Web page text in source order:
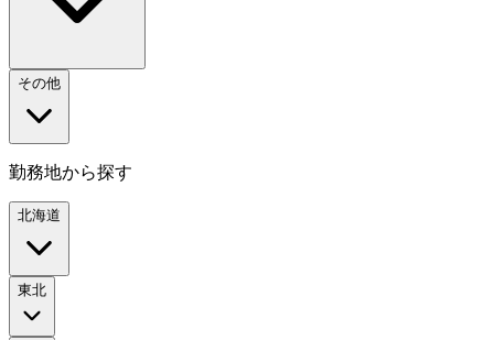
その他
勤務地から探す
北海道
東北